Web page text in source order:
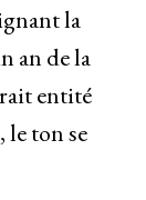
la
an de la
entité
le ton se